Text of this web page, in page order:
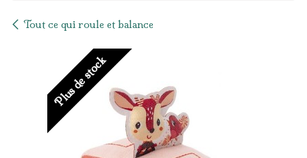
Tout ce qui roule et balance
Plus de stock